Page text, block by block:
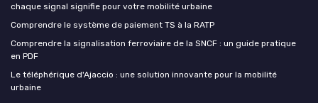
chaque signal signifie pour votre mobilité urbaine
Comprendre le système de paiement TS à la RATP
Comprendre la signalisation ferroviaire de la SNCF : un guide pratique
en PDF
Le téléphérique d'Ajaccio : une solution innovante pour la mobilité
urbaine